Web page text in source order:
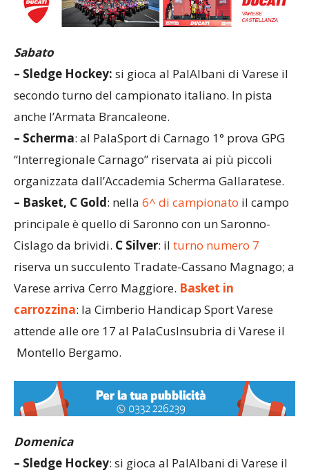
Sabato
– Sledge Hockey: si gioca al PalAlbani di Varese il
secondo turno del campionato italiano. In pista
anche l’Armata Brancaleone.
– Scherma: al PalaSport di Carnago 1° prova GPG
“Interregionale Carnago” riservata ai più piccoli
organizzata dall’Accademia Scherma Gallaratese.
– Basket, C Gold: nella 6^ di campionato il campo
principale è quello di Saronno con un Saronno-
Cislago da brividi. C Silver: il turno numero 7
riserva un succulento Tradate-Cassano Magnago; a
Varese arriva Cerro Maggiore. Basket in
carrozzina: la Cimberio Handicap Sport Varese
attende alle ore 17 al PalaCusInsubria di Varese il
Montello Bergamo.
Domenica
– Sledge Hockey: si gioca al PalAlbani di Varese il